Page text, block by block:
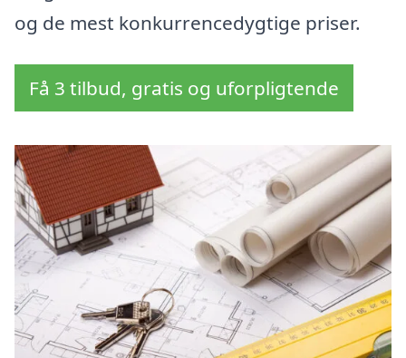
og de mest konkurrencedygtige priser.
Få 3 tilbud, gratis og uforpligtende